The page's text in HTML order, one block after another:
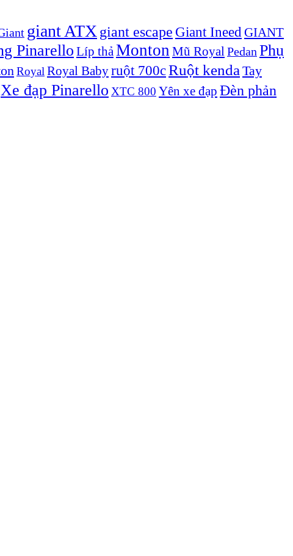
giant ATX giant escape Giant Ineed GIANT
Pinarello Líp thảMonton Mũ Royal Pedan Phụ
Royal Royal Babyruột 700cRuột kendaTay
Xe đạp Pinarello XTC 800 Yên xe đạp Đèn phản